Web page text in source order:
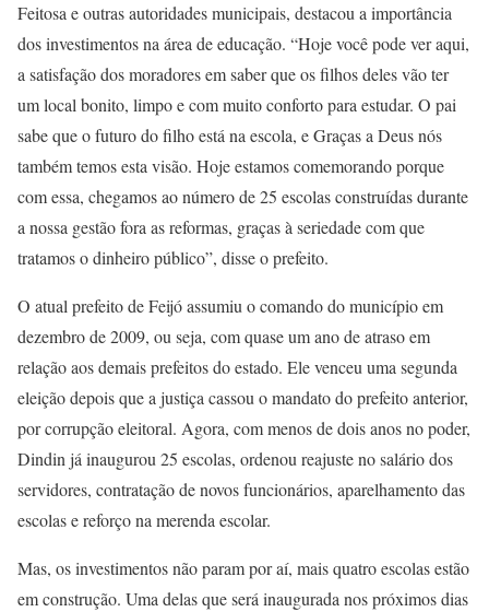
Feitosa e outras autoridades municipais, destacou a importância
dos investimentos na área de educação. “Hoje você pode ver aqui,
a satisfação dos moradores em saber que os filhos deles vão ter
um local bonito, limpo e com muito conforto para estudar. O pai
sabe que o futuro do filho está na escola, e Graças a Deus nós
também temos esta visão. Hoje estamos comemorando porque
com essa, chegamos ao número de 25 escolas construídas durante
a nossa gestão fora as reformas, graças à seriedade com que
tratamos o dinheiro público”, disse o prefeito.
O atual prefeito de Feijó assumiu o comando do município em
dezembro de 2009, ou seja, com quase um ano de atraso em
relação aos demais prefeitos do estado. Ele venceu uma segunda
eleição depois que a justiça cassou o mandato do prefeito anterior,
por corrupção eleitoral. Agora, com menos de dois anos no poder,
Dindin já inaugurou 25 escolas, ordenou reajuste no salário dos
servidores, contratação de novos funcionários, aparelhamento das
escolas e reforço na merenda escolar.
Mas, os investimentos não param por aí, mais quatro escolas estão
em construção. Uma delas que será inaugurada nos próximos dias